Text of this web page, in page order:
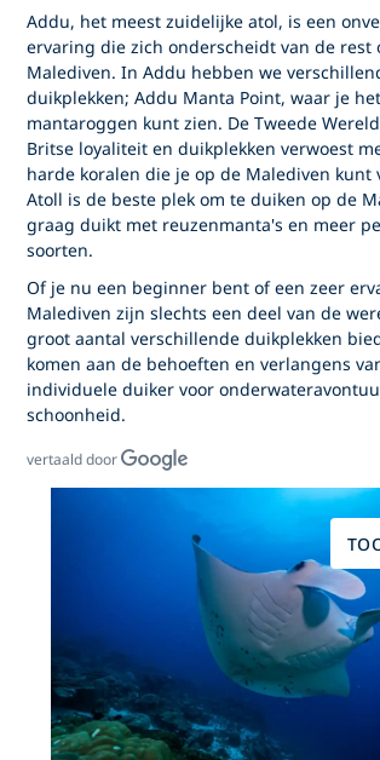
Addu, het meest zuidelijke atol, is een
ervaring die zich onderscheidt van de rest
Malediven. In Addu hebben we
duikplekken; Addu Manta Point, waar je
mantaroggen kunt zien. De Tweede
Britse loyaliteit en duikplekken verwoest
harde koralen die je op de Malediven kunt
Atoll is de beste plek om te duiken op de
graag duikt met reuzenmanta's en meer
soorten.
Of je nu een beginner bent of een zeer
Malediven zijn slechts een deel van de
groot aantal verschillende duikplekken
komen aan de behoeften en verlangens
individuele duiker voor
schoonheid.
vertaald door